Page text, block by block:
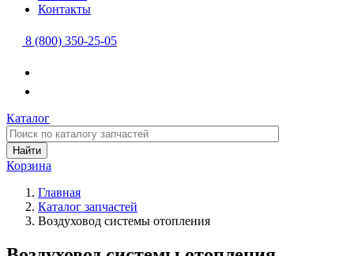
Контакты
8 (800) 350-25-05
Каталог
Найти
Корзина
Главная
Каталог запчастей
Воздуховод системы отопления